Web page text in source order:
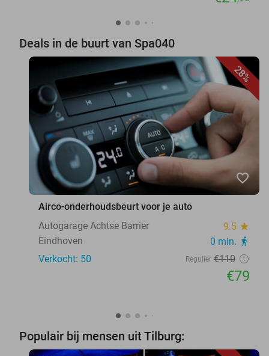
Deals in de buurt van Spa040
28%
favorite_border
Airco-onderhoudsbeurt voor je auto
Autogarage Achtse Barrier
9.5 star
Eindhoven 0 min. directions_walk
Verkocht: 50 Regulier €110
€79
Populair bij mensen uit Tilburg: